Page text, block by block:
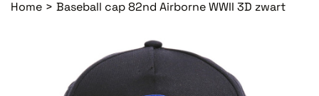
Home Baseball cap 82nd Airborne WWII 3D zwart